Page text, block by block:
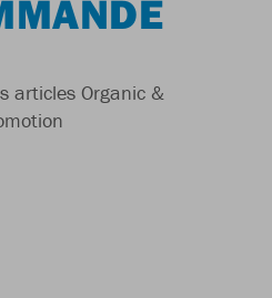
articles Organic &